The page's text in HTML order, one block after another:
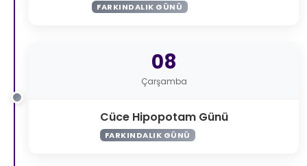
FARKINDALIK GÜNÜ
08
Çarşamba
Cüce Hipopotam Günü
FARKINDALIK GÜNÜ